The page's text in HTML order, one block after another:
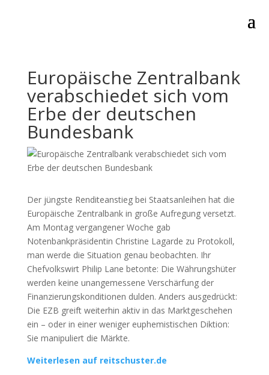
Europäische Zentralbank
verabschiedet sich vom
Erbe der deutschen
Bundesbank
Der jüngste Renditeanstieg bei Staatsanleihen hat die
Europäische Zentralbank in große Aufregung versetzt.
Am Montag vergangener Woche gab
Notenbankpräsidentin Christine Lagarde zu Protokoll,
man werde die Situation genau beobachten. Ihr
Chefvolkswirt Philip Lane betonte: Die Währungshüter
werden keine unangemessene Verschärfung der
Finanzierungskonditionen dulden. Anders ausgedrückt:
Die EZB greift weiterhin aktiv in das Marktgeschehen
ein – oder in einer weniger euphemistischen Diktion:
Sie manipuliert die Märkte.
Weiterlesen auf reitschuster.de